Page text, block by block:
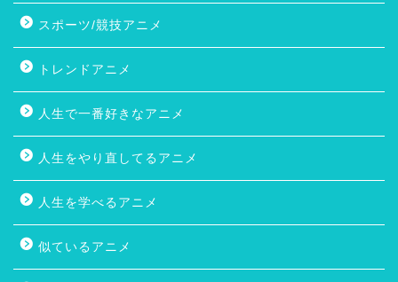
スポーツ/競技アニメ
トレンドアニメ
人生で一番好きなアニメ
人生をやり直してるアニメ
人生を学べるアニメ
似ているアニメ